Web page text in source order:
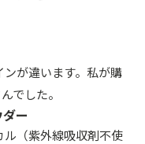
が違います。私が購
でした。
ー
（紫外線吸収剤不使